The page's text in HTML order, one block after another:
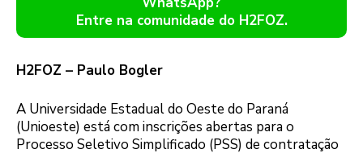
Entre na comunidade do H2FOZ.
H2FOZ – Paulo Bogler
A Universidade Estadual do Oeste do Paraná
(Unioeste) está com inscrições abertas para o
Processo Seletivo Simplificado (PSS) de contratação